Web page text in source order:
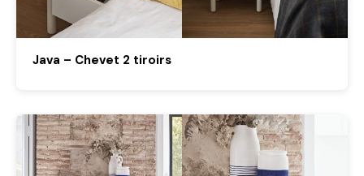
Java – Chevet 2 tiroirs